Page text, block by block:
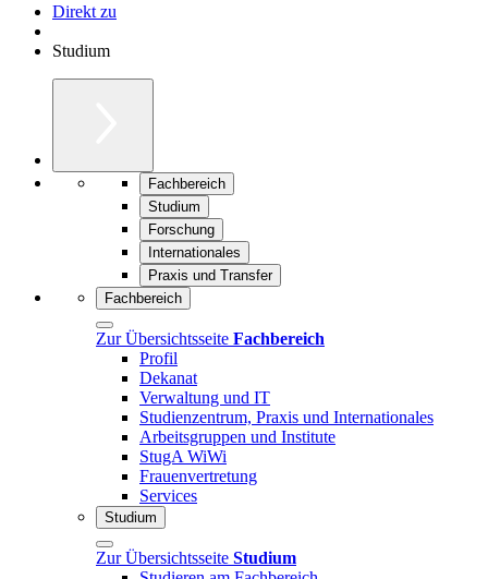
Direkt zu
Studium
Fachbereich
Studium
Forschung
Internationales
Praxis und Transfer
Fachbereich
Zur Übersichtsseite Fachbereich
Profil
Dekanat
Verwaltung und IT
Studienzentrum, Praxis und Internationales
Arbeitsgruppen und Institute
StugA WiWi
Frauenvertretung
Services
Studium
Zur Übersichtsseite Studium